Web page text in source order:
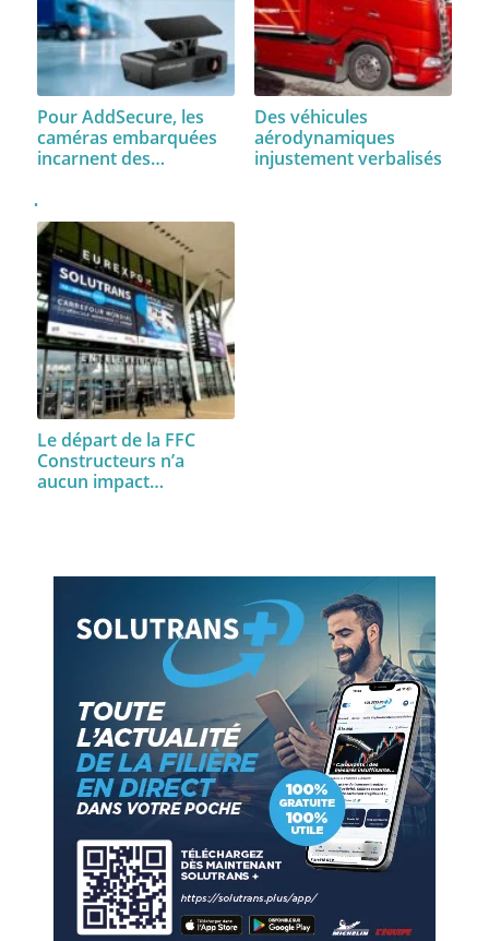
Pour AddSecure, les
caméras embarquées
incarnent des…
Des véhicules
aérodynamiques
injustement verbalisés
Le départ de la FFC
Constructeurs n’a
aucun impact…